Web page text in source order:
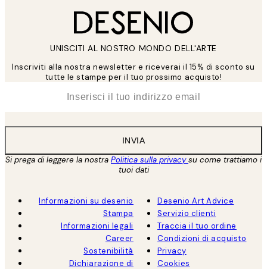
UNISCITI AL NOSTRO MONDO DELL'ARTE
Inscriviti alla nostra newsletter e riceverai il 15% di sconto su
tutte le stampe per il tuo prossimo acquisto!
INVIA
Si prega di leggere la nostra Politica sulla privacysu come trattiamo i
tuoi dati
Informazioni su desenio
Stampa
Informazioni legali
Career
Sostenibilità
Dichiarazione di
Desenio Art Advice
Servizio clienti
Traccia il tuo ordine
Condizioni di acquisto
Privacy
Cookies